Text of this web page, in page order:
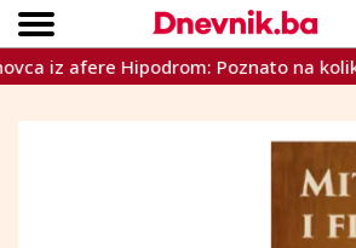
VIJESTI
SPORT
INTERVIEW
TEME
CRNA KRONIKA
LIFESTYLE
Copyright © Dnevnik.ba
Hipodrom: Poznato na koliko ide